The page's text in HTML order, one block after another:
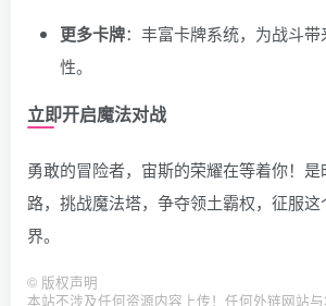
更多卡牌：丰富卡牌系统，为战斗
性。
立即开启魔法对战
勇敢的冒险者，宙斯的荣耀在等着你！是
路，挑战魔法塔，争夺领土霸权，征服
界。
© 版权声明
本站不涉及任何资源内容上传！任何外链网站